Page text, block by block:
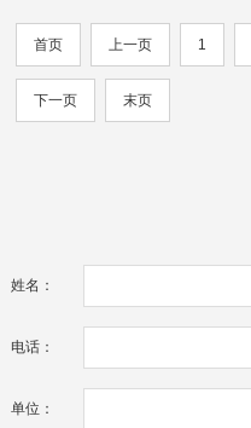
首页 上一页 1
下一页 末页
姓名：
电话：
单位：